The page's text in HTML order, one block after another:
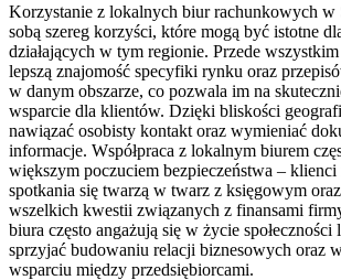
Korzystanie z lokalnych biur rachunkowych w
sobą szereg korzyści, które mogą być istotne
działających w tym regionie. Przede
lepszą znajomość specyfiki rynku oraz
w danym obszarze, co pozwala im na
wsparcie dla klientów. Dzięki bliskości
nawiązać osobisty kontakt oraz wymieniać
informacje. Współpraca z lokalnym biurem
większym poczuciem bezpieczeństwa –
spotkania się twarzą w twarz z księgowym
wszelkich kwestii związanych z finansami
biura często angażują się w życie
sprzyjać budowaniu relacji biznesowych oraz
wsparciu między przedsiębiorcami.